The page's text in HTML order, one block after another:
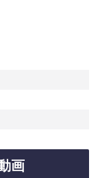
画